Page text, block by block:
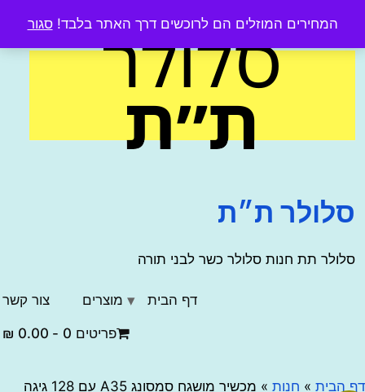
המחירים המוזלים הם לרוכשים דרך האתר בלבד!סגור
ת״ת
תת חנות סלולר כשר לבני תורה
דף הבית מוצרים צור קשר
פריטים 0 0.00 ₪
»חנות »מכשיר מושגח סמסונג A35 עם 128 גיגה